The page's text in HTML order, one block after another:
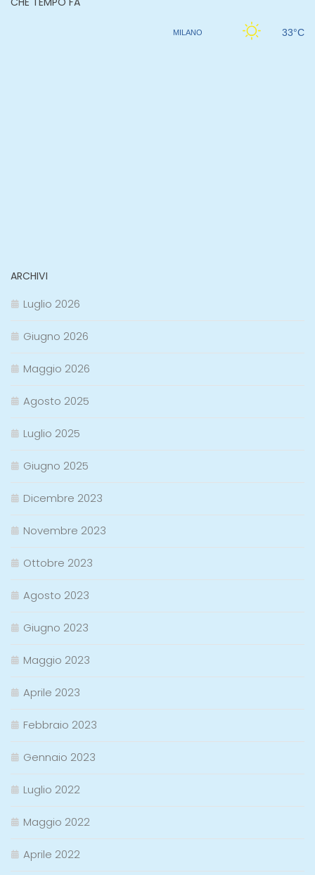
ARCHIVI
Luglio 2026
Giugno 2026
Maggio 2026
Agosto 2025
Luglio 2025
Giugno 2025
Dicembre 2023
Novembre 2023
Ottobre 2023
Agosto 2023
Giugno 2023
Maggio 2023
Aprile 2023
Febbraio 2023
Gennaio 2023
Luglio 2022
Maggio 2022
Aprile 2022